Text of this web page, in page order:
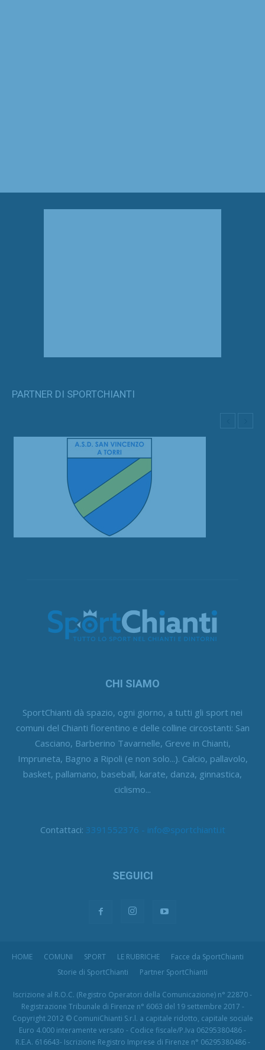
PARTNER DI SPORTCHIANTI
CHI SIAMO
SportChianti dà spazio, ogni giorno, a tutti gli sport nei
comuni del Chianti fiorentino e delle colline circostanti: San
Casciano, Barberino Tavarnelle, Greve in Chianti,
Impruneta, Bagno a Ripoli (e non solo...). Calcio, pallavolo,
basket, pallamano, baseball, karate, danza, ginnastica,
ciclismo...
Contattaci: 3391552376 - info@sportchianti.it
SEGUICI
HOME COMUNI SPORT LE RUBRICHE
Facce da SportChianti
Storie di SportChianti
Partner SportChianti
Iscrizione al R.O.C. (Registro Operatori della Comunicazione) n° 22870 -
Registrazione Tribunale di Firenze n° 6063 del 19 settembre 2017 -
Copyright 2012 © ComuniChianti S.r.l. a capitale ridotto, capitale sociale
Euro 4.000 interamente versato - Codice fiscale/P.Iva 06295380486 -
R.E.A. 616643- Iscrizione Registro Imprese di Firenze n° 06295380486 -